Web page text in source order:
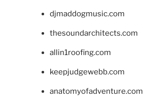
djmaddogmusic.com
thesoundarchitects.com
allin1roofing.com
keepjudgewebb.com
anatomyofadventure.com